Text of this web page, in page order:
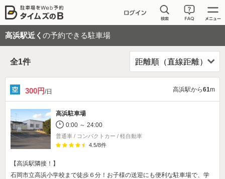
高浜駅近く の予約できる駐車場
全1件
300円/日 高浜駅から61m
高浜駐車場
0:00 ～ 24:00
普通車 / コンパクトカー / 軽自動車
4.5/8件
【高浜駅隣接！】
石岡市立高浜小学校まで徒歩６分！お子様の送迎にも便利な駐車場で、学